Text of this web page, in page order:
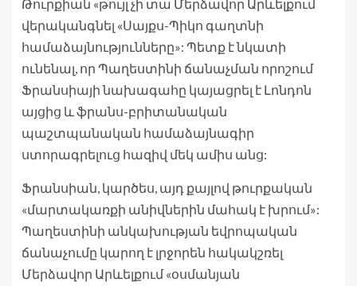
Թուրքիան «թույլ չի տա Մերձավոր Արևելքում
վերականգնել «Սայքս-Պիկո գաղտնի
համաձայնությունները»: Պետք է նկատի
ունենալ, որ Պաղեստինի ճանաչման որոշում
Ֆրանսիայի նախագահը կայացրել է Լոնդոն
այցից և ֆրանս-բրիտանական
պաշտպանական համաձայնագիր
ստորագրելուց հազիվ մեկ ամիս անց:
Ֆրանսիան, կարծես, այդ քայլով թուրքական
«մարտակառքի անիվներին մահակ է խրում»:
Պաղեստինի անկախության եվրոպական
ճանաչումը կարող է լրջորեն հակակշռել
Մերձավոր Արևելքում «օսմանյան